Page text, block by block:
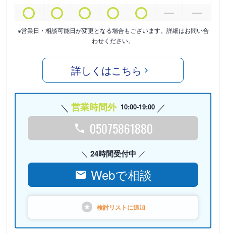
※営業日・相談可能日が変更となる場合もございます。詳細はお問い合
わせください。
詳しくはこちら
営業時間外 10:00-19:00
05075861880
24時間受付中
Webで相談
検討リストに追加